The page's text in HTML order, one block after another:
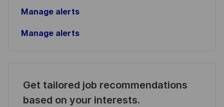
Manage alerts
Manage alerts
Get tailored job recommendations
based on your interests.